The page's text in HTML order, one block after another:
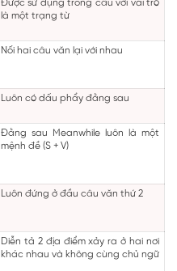
Được sử dụng trong câu với vai trò
là một trạng từ
Nối hai câu văn lại với nhau
Luôn có dấu phẩy đằng sau
Đằng sau Meanwhile luôn là một
mệnh đề (S + V)
Luôn đứng ở đầu câu văn thứ 2
Diễn tả 2 địa điểm xảy ra ở hai nơi
khác nhau và không cùng chủ ngữ